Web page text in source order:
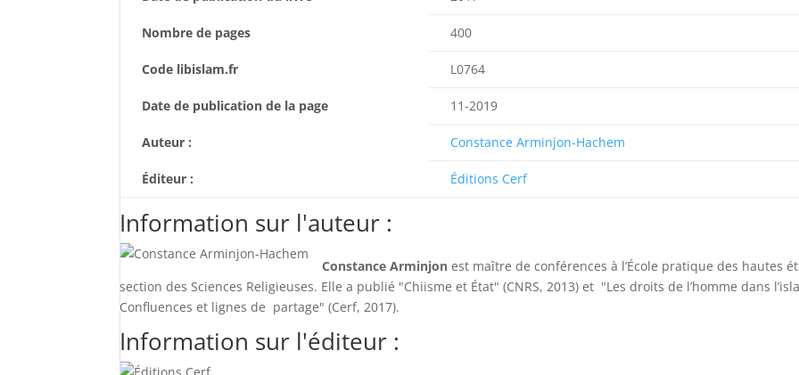
Nombre de pages 400
Code libislam.fr L0764
Date de publication de la page 11-2019
Auteur : Constance Arminjon-Hachem
Éditeur : Éditions Cerf
Information sur l'auteur :
Constance Arminjon est maître de conférences à l’École pratique des hautes
section des Sciences Religieuses. Elle a publié "Chiisme et État" (CNRS, 2013) et "Les droits de l’homme dans
Confluences et lignes de partage" (Cerf, 2017).
Information sur l'éditeur :